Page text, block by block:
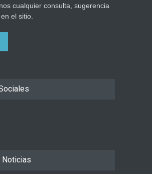
cualquier consulta, sugerencia
el sitio.
Noticias